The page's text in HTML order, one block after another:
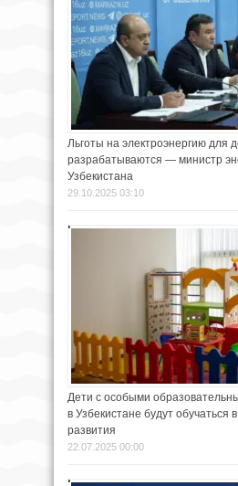
Льготы на электроэнергию для
разрабатываются — министр
Узбекистана
29.10.2025 03:10
Дети с особыми
в Узбекистане будут обучаться
развития
22.07.2025 00:00